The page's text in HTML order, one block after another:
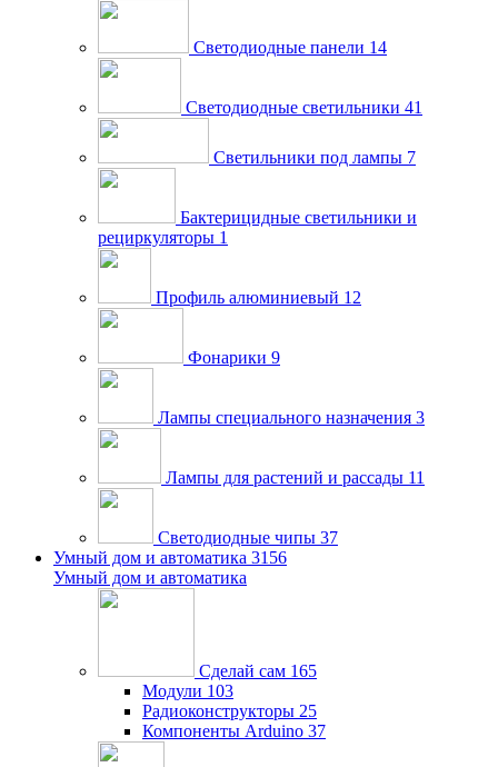
Светодиодные панели 14
Светодиодные светильники 41
Светильники под лампы 7
Бактерицидные светильники и
рециркуляторы 1
Профиль алюминиевый 12
Фонарики 9
Лампы специального назначения 3
Лампы для растений и рассады 11
Светодиодные чипы 37
Умный дом и автоматика 3156
Умный дом и автоматика
Сделай сам 165
Модули 103
Радиоконструкторы 25
Компоненты Arduino 37